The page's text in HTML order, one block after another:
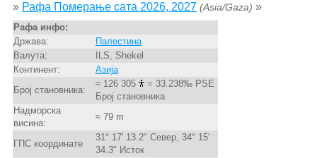
» Рафа Померање сата 2026, 2027 (Asia/Gaza) »
Рафа инфо:
Држава:
Палестина
Валута:
ILS, Shekel
Континент:
Азија
Број становника:
≈ 126 305
= 33.238‰ PSE
Број становника
Надморска
висина:
≈ 79 m
ГПС координате
31° 17' 13.2" Север, 34° 15'
34.3" Исток